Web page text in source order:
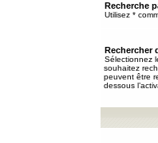
Recherche
Utilisez *
Rechercher
Sélectionnez
souhaitez
peuvent être
dessous